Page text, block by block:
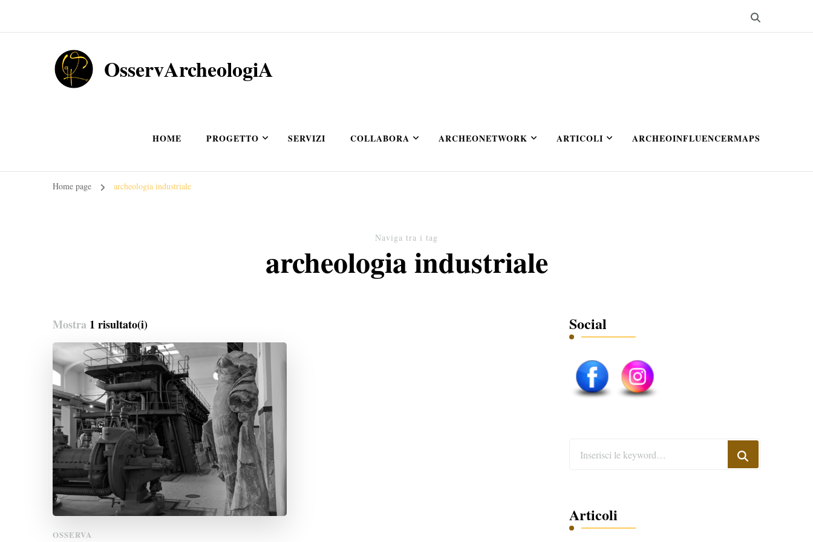
OsservArcheologiA
HOME PROGETTO SERVIZI COLLABORA ARCHEONETWORK ARTICOLI ARCHEOINFLUENCERMAPS
Home page archeologia industriale
Naviga tra i tag
archeologia industriale
Mostra 1 risultato(i)
OSSERVA
Social
Articoli